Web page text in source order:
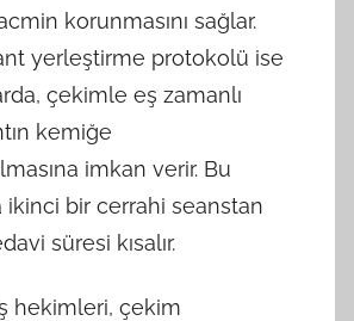
korunmasını sağlar.
yerleştirme protokolü ise
çekimle eş zamanlı
kemiğe
imkan verir. Bu
ikinci bir cerrahi seanstan
süresi kısalır.
hekimleri, çekim